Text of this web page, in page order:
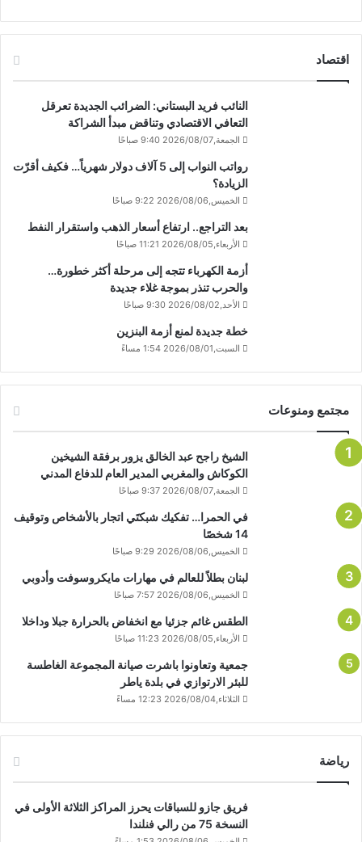
اقتصاد
النائب فريد البستاني: الضرائب الجديدة تعرقل
التعافي الاقتصادي وتناقض مبدأ الشراكة
الجمعة,2026/08/07 9:40 صباحًا
رواتب النواب إلى 5 آلاف دولار شهرياً… فكيف أقرّت
الزيادة؟
الخميس,2026/08/06 9:22 صباحًا
بعد التراجع.. ارتفاع أسعار الذهب واستقرار النفط
الأربعاء,2026/08/05 11:21 صباحًا
أزمة الكهرباء تتجه إلى مرحلة أكثر خطورة…
والحرب تنذر بموجة غلاء جديدة
الأحد,2026/08/02 9:30 صباحًا
خطة جديدة لمنع أزمة البنزين
السبت,2026/08/01 1:54 مساءً
مجتمع ومنوعات
الشيخ راجح عبد الخالق يزور برفقة الشيخين
الكوكاش والمغربي المدير العام للدفاع المدني
الجمعة,2026/08/07 9:37 صباحًا
في الحمرا… تفكيك شبكتَي اتجار بالأشخاص وتوقيف
14 شخصًا
الخميس,2026/08/06 9:29 صباحًا
لبنان بطلاً للعالم في مهارات مايكروسوفت وأدوبي
الخميس,2026/08/06 7:57 صباحًا
الطقس غائم جزئيا مع انخفاض بالحرارة جبلا وداخلا
الأربعاء,2026/08/05 11:23 صباحًا
جمعية وتعاونوا باشرت صيانة المجموعة الغاطسة
للبئر الارتوازي في بلدة ياطر
الثلاثاء,2026/08/04 12:23 مساءً
رياضة
فريق جازو للسباقات يحرز المراكز الثلاثة الأولى في
النسخة 75 من رالي فنلندا